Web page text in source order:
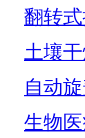
翻转
土壤
自动
生物